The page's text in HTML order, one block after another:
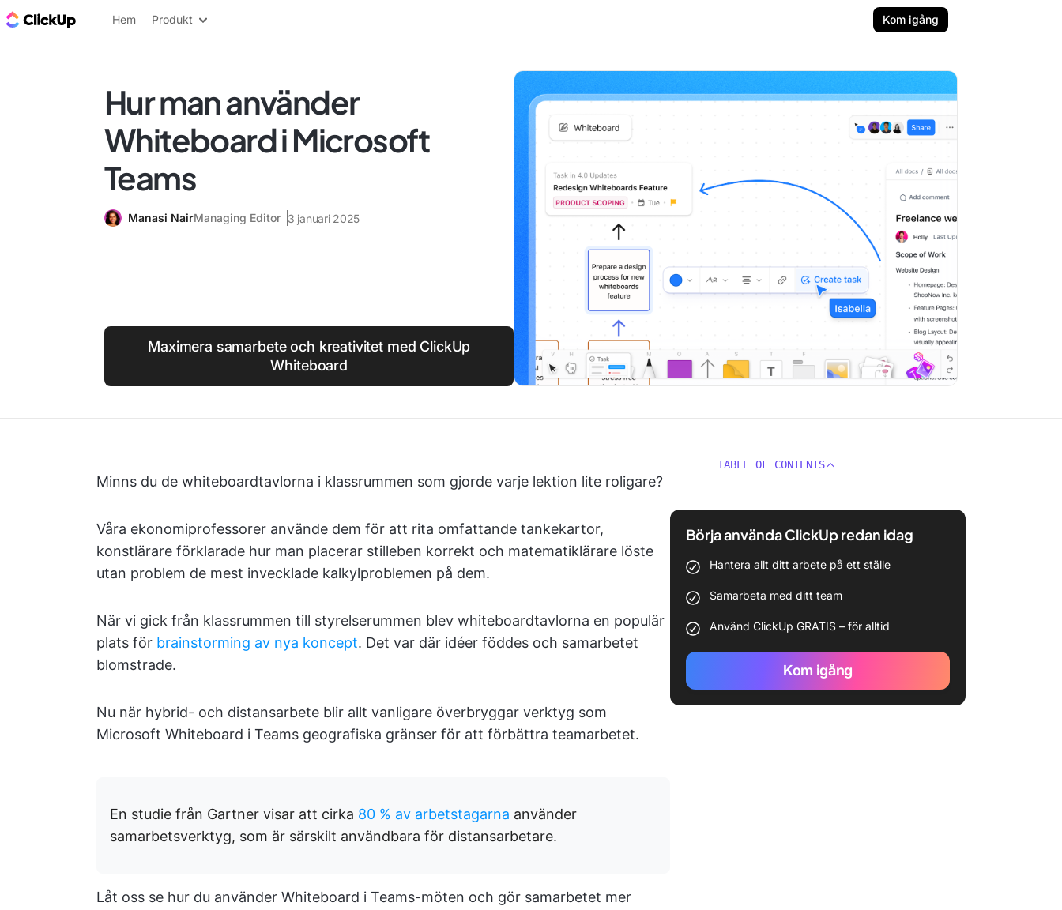
ClickUp-bloggen
Hem Produkt Kom igång
Hur man använder
Whiteboard i Microsoft
Teams
Manasi NairManaging Editor 3 januari 2025
Maximera samarbete och kreativitet med ClickUp
Whiteboard
Minns du de whiteboardtavlorna i klassrummen som gjorde varje lektion lite roligare?
Våra ekonomiprofessorer använde dem för att rita omfattande tankekartor,
konstlärare förklarade hur man placerar stilleben korrekt och matematiklärare löste
utan problem de mest invecklade kalkylproblemen på dem.
När vi gick från klassrummen till styrelserummen blev whiteboardtavlorna en populär
plats för brainstorming av nya koncept. Det var där idéer föddes och samarbetet
blomstrade.
Nu när hybrid- och distansarbete blir allt vanligare överbryggar verktyg som
Microsoft Whiteboard i Teams geografiska gränser för att förbättra teamarbetet.
En studie från Gartner visar att cirka 80 % av arbetstagarna använder
samarbetsverktyg, som är särskilt användbara för distansarbetare.
Låt oss se hur du använder Whiteboard i Teams-möten och gör samarbetet mer
TABLE OF CONTENTS
Börja använda ClickUp redan idag
Hantera allt ditt arbete på ett ställe
Samarbeta med ditt team
Använd ClickUp GRATIS – för alltid
Kom igång